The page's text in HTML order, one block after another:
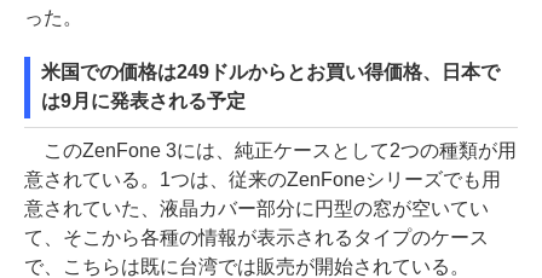
った。
米国での価格は249ドルからとお買い得価格、日本で
は9月に発表される予定
このZenFone 3には、純正ケースとして2つの種類が用
意されている。1つは、従来のZenFoneシリーズでも用
意されていた、液晶カバー部分に円型の窓が空いてい
て、そこから各種の情報が表示されるタイプのケース
で、こちらは既に台湾では販売が開始されている。